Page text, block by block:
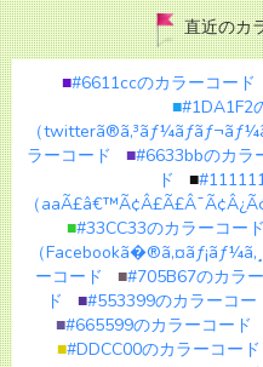
直近のカ
■#6611ccのカラーコード
■#1DA1F2
（
ラーコード
■#6633bbのカラ
ド
■
（
■#33CC33のカラーコード
（
ーコード
■#705B67のカラ
ド
■#553399のカラーコー
■#665599のカラーコード
■#DDCC00のカラーコード